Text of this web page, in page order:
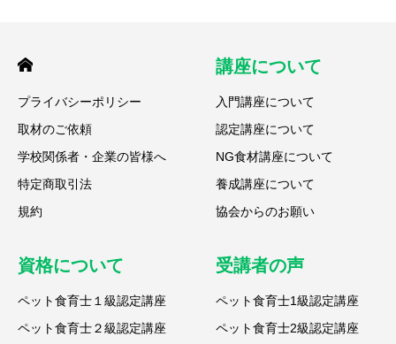
プライバシーポリシー
取材のご依頼
学校関係者・企業の皆様へ
特定商取引法
規約
講座について
入門講座について
認定講座について
NG食材講座について
養成講座について
協会からのお願い
資格について
ペット食育士１級認定講座
ペット食育士２級認定講座
受講者の声
ペット食育士1級認定講座
ペット食育士2級認定講座